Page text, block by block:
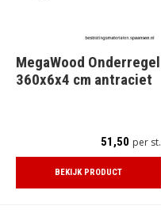
MegaWood Onderregel
360x6x4 cm antraciet
51,50 per st.
BEKIJK PRODUCT